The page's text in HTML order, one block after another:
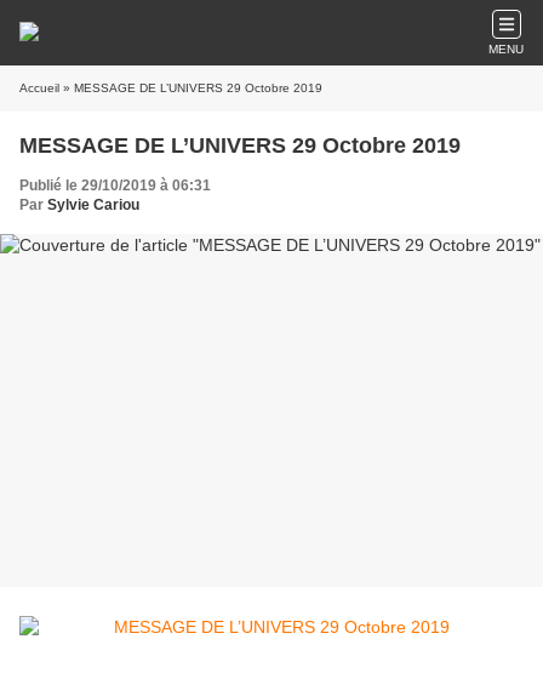
MENU
Accueil » MESSAGE DE L’UNIVERS 29 Octobre 2019
MESSAGE DE L’UNIVERS 29 Octobre 2019
Publié le 29/10/2019 à 06:31
Par Sylvie Cariou